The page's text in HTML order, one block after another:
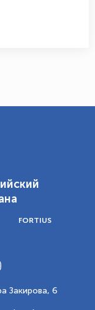
FORTIUS
Закирова, 6